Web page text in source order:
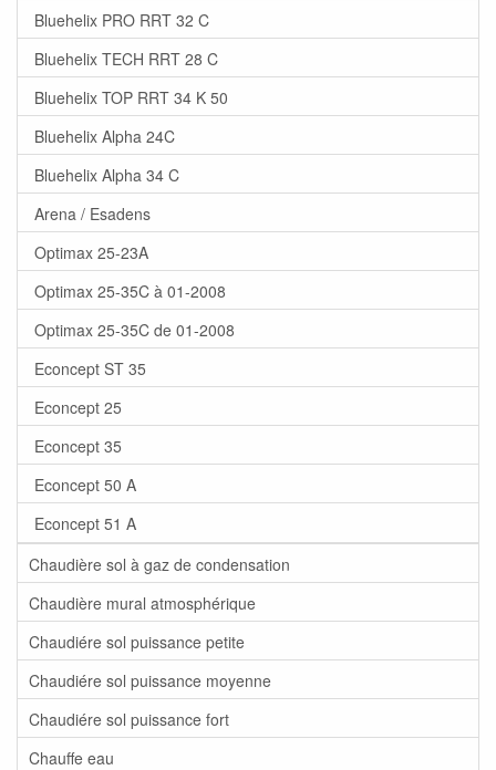
Bluehelix PRO RRT 32 C
Bluehelix TECH RRT 28 C
Bluehelix TOP RRT 34 K 50
Bluehelix Alpha 24C
Bluehelix Alpha 34 C
Arena / Esadens
Optimax 25-23A
Optimax 25-35C à 01-2008
Optimax 25-35C de 01-2008
Econcept ST 35
Econcept 25
Econcept 35
Econcept 50 A
Econcept 51 A
Chaudière sol à gaz de condensation
Chaudière mural atmosphérique
Chaudiére sol puissance petite
Chaudiére sol puissance moyenne
Chaudiére sol puissance fort
Chauffe eau